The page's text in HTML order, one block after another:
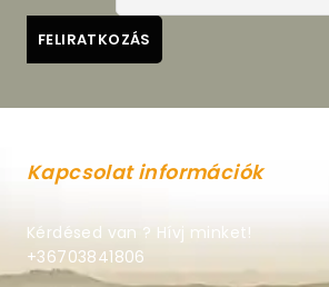
Kapcsolat információk
Kérdésed van ? Hívj minket!
+36703841806